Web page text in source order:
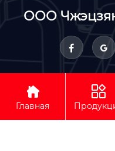
ООО
 
Авторское право ©

Главная
